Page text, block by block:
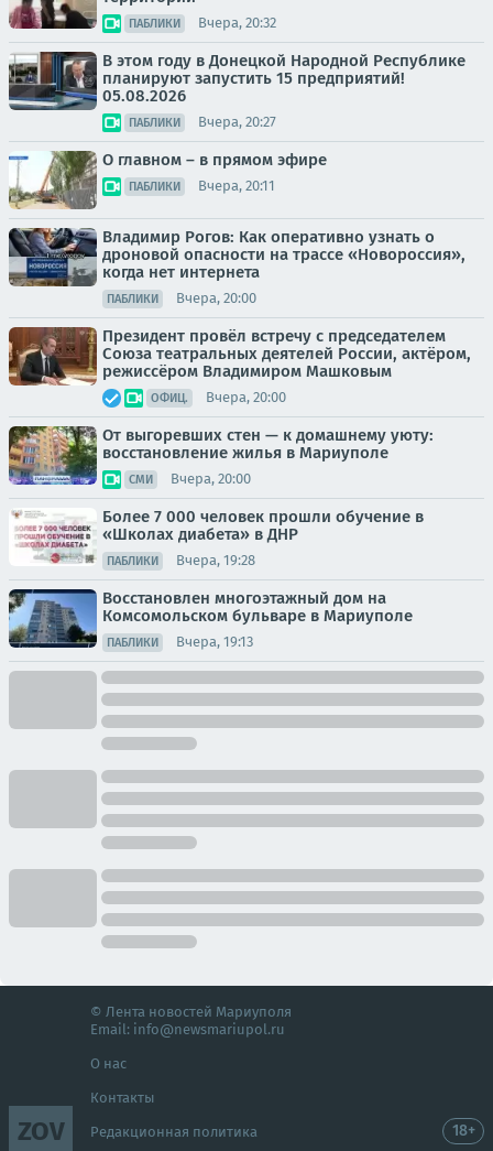
ПАБЛИКИ Вчера, 20:32
В этом году в Донецкой Народной Республике
планируют запустить 15 предприятий!
05.08.2026
ПАБЛИКИ Вчера, 20:27
О главном – в прямом эфире
ПАБЛИКИ Вчера, 20:11
Владимир Рогов: Как оперативно узнать о
дроновой опасности на трассе «Новороссия»,
когда нет интернета
ПАБЛИКИ Вчера, 20:00
Президент провёл встречу с председателем
Союза театральных деятелей России, актёром,
режиссёром Владимиром Машковым
ОФИЦ. Вчера, 20:00
От выгоревших стен — к домашнему уюту:
восстановление жилья в Мариуполе
СМИ Вчера, 20:00
Более 7 000 человек прошли обучение в
«Школах диабета» в ДНР
ПАБЛИКИ Вчера, 19:28
Восстановлен многоэтажный дом на
Комсомольском бульваре в Мариуполе
ПАБЛИКИ Вчера, 19:13
ZOV
© Лента новостей Мариуполя
Email: info@newsmariupol.ru
О нас
Контакты
Редакционная политика 18+